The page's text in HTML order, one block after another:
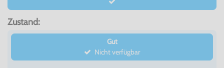
Zustand:
Gut
Nicht verfügbar